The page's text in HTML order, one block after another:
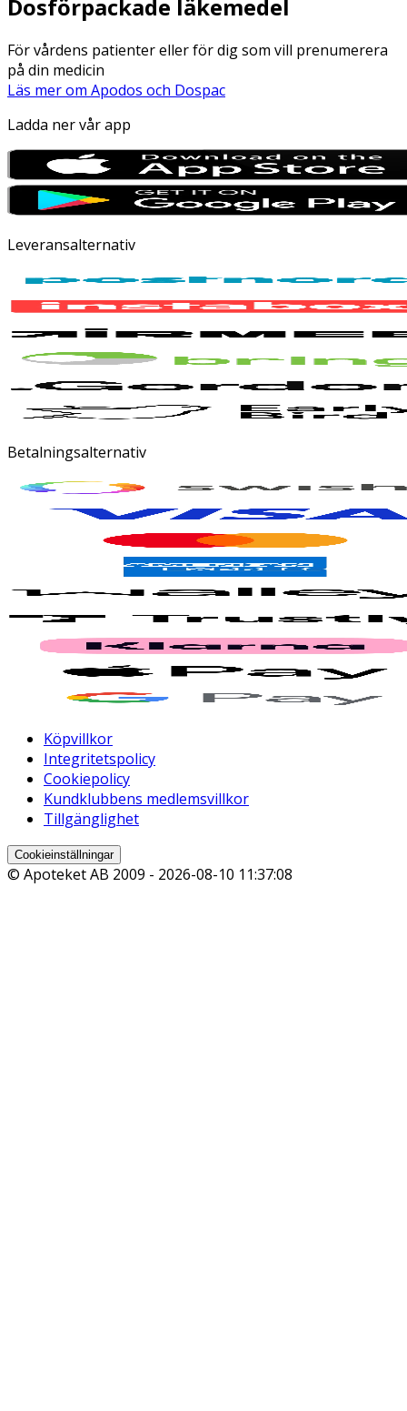
Dosförpackade läkemedel
För vårdens patienter eller för dig som vill prenumerera
på din medicin
Läs mer om Apodos och Dospac
Ladda ner vår app
Leveransalternativ
Betalningsalternativ
Köpvillkor
Integritetspolicy
Cookiepolicy
Kundklubbens medlemsvillkor
Tillgänglighet
Cookieinställningar
© Apoteket AB 2009 - 2026-08-10 11:37:08